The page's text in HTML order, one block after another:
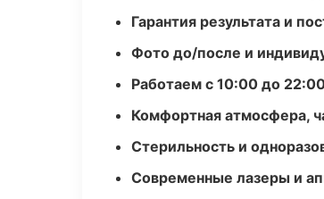
Гарантия результата и
Фото до/после и
Работаем с 10:00 до
Комфортная атмосфера,
Стерильность и
Современные лазеры и